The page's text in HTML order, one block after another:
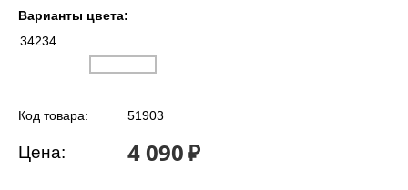
Варианты цвета:
34234
Код товара: 51903
Цена: 4 090₽